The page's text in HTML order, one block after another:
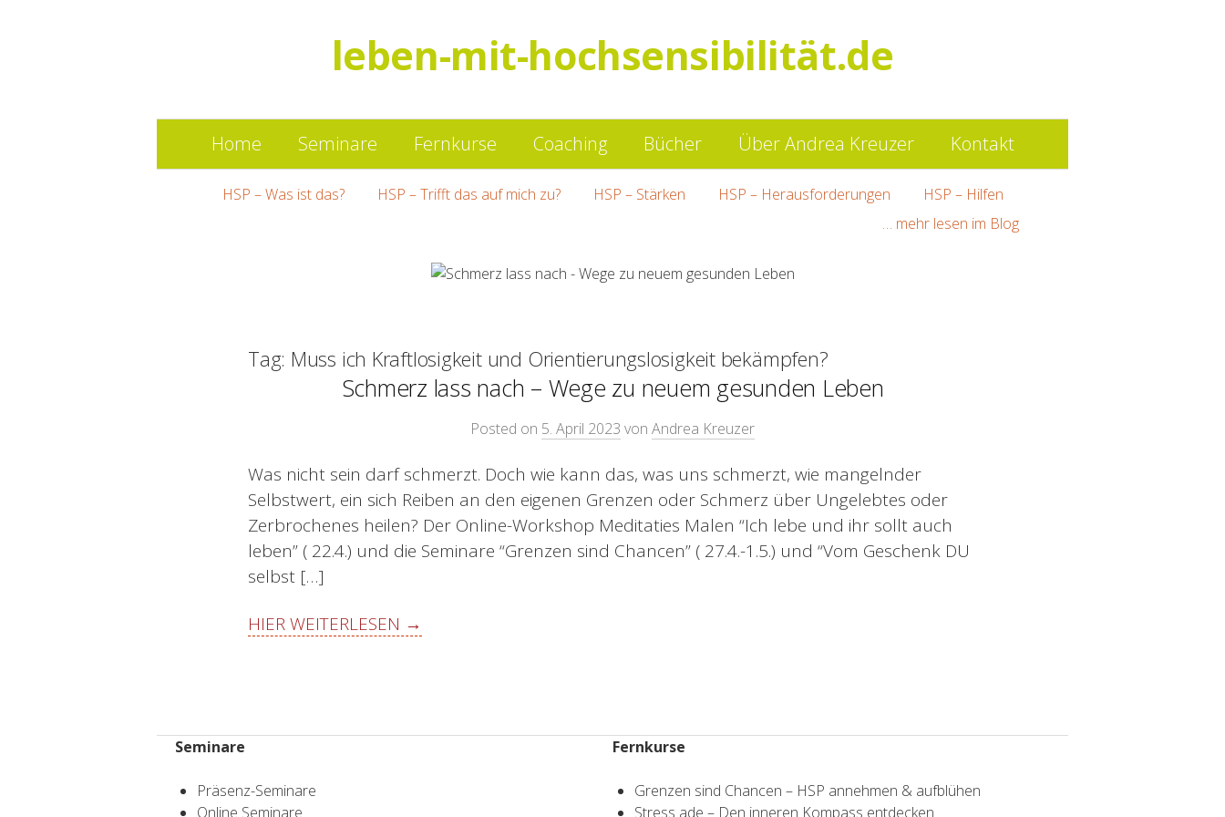
leben-mit-hochsensibilität.de
Springe
zum
Home Seminare Fernkurse Coaching Bücher Über Andrea Kreuzer Kontakt
HSP – Was ist das? HSP – Trifft das auf mich zu? HSP – Stärken HSP – Herausforderungen
HSP – Hilfen
… mehr lesen im Blog
Tag: Muss ich Kraftlosigkeit und Orientierungslosigkeit bekämpfen?
Schmerz lass nach – Wege zu neuem gesunden Leben
Posted on 5. April 2023 von Andrea Kreuzer
Was nicht sein darf schmerzt. Doch wie kann das, was uns schmerzt, wie mangelnder
Selbstwert, ein sich Reiben an den eigenen Grenzen oder Schmerz über Ungelebtes oder
Zerbrochenes heilen? Der Online-Workshop Meditaties Malen “Ich lebe und ihr sollt auch
leben” ( 22.4.) und die Seminare “Grenzen sind Chancen” ( 27.4.-1.5.) und “Vom Geschenk DU
selbst […]
HIER WEITERLESEN →
Fernkurse
Grenzen sind Chancen – HSP annehmen & aufblühen
Stress ade – Den inneren Kompass entdecken
Seminare
Präsenz-Seminare
Online Seminare